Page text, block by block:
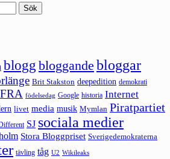
blogg bloggande bloggar
Brit Stakston deepedition demokrati
FRA födelsedag Google historia Internet
livet media musik Mymlan Piratpartiet
SJ sociala medier
Stora Bloggpriset Sverigedemokraterna
tävling tåg U2 Wikileaks